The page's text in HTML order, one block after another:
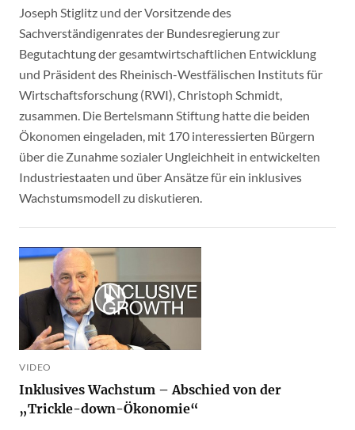
Joseph Stiglitz und der Vorsitzende des
Sachverständigenrates der Bundesregierung zur
Begutachtung der gesamtwirtschaftlichen Entwicklung
und Präsident des Rheinisch-Westfälischen Instituts für
Wirtschaftsforschung (RWI), Christoph Schmidt,
zusammen. Die Bertelsmann Stiftung hatte die beiden
Ökonomen eingeladen, mit 170 interessierten Bürgern
über die Zunahme sozialer Ungleichheit in entwickelten
Industriestaaten und über Ansätze für ein inklusives
Wachstumsmodell zu diskutieren.
VIDEO
Inklusives Wachstum – Abschied von der
„Trickle-down-Ökonomie“